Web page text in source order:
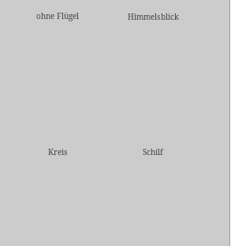
ohne Flügel Himmelsblick
Kreis
Schilf